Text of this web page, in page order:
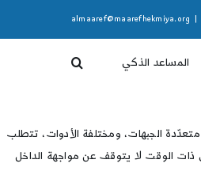
almaaref@maarefhekmiya.org
المساعد الذكي
الجبهات، ومختلفة الأدوات، تتطلب
ذات الوقت لا يتوقف عن مواجهة الداخل